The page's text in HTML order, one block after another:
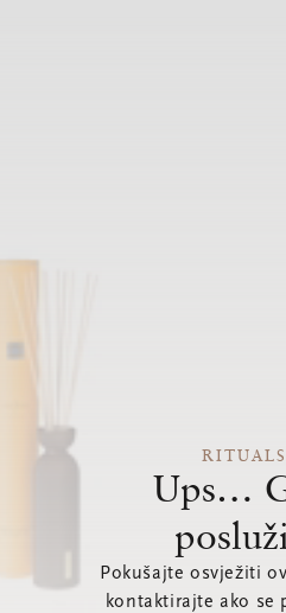
Ups…
Pokušajte osvježiti
kontaktirajte ako se